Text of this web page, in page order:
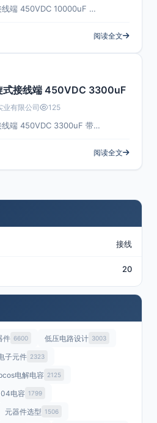
线端 450VDC 10000uF …
阅读全文
式接线端 450VDC 3300uF
业有限公司 125
线端 450VDC 3300uF 带…
阅读全文
接线
20
件 6600 低压电路设计 3003
子元件 2323
电解电容 2125
电容 1799
元器件选型 1506